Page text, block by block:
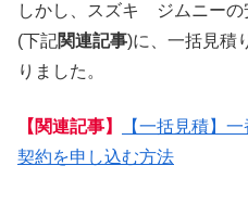
しかし、スズキ ジムニーの
(下記関連記事)に、一括見積
りました。
【関連記事】
【一括見積】
契約を申し込む方法